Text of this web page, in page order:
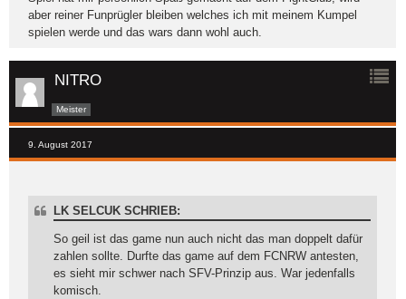
aber reiner Funprügler bleiben welches ich mit meinem Kumpel
spielen werde und das wars dann wohl auch.
NITRO
Meister
9. August 2017
LK SELCUK SCHRIEB:
So geil ist das game nun auch nicht das man doppelt dafür
zahlen sollte. Durfte das game auf dem FCNRW antesten,
es sieht mir schwer nach SFV-Prinzip aus. War jedenfalls
komisch.